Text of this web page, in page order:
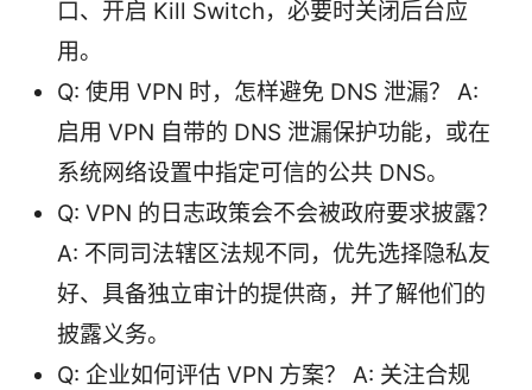
口、开启 Kill Switch，必要时关闭后台应
用。
Q: 使用 VPN 时，怎样避免 DNS 泄漏？ A:
启用 VPN 自带的 DNS 泄漏保护功能，或在
系统网络设置中指定可信的公共 DNS。
Q: VPN 的日志政策会不会被政府要求披露？
A: 不同司法辖区法规不同，优先选择隐私友
好、具备独立审计的提供商，并了解他们的
披露义务。
Q: 企业如何评估 VPN 方案？ A: 关注合规